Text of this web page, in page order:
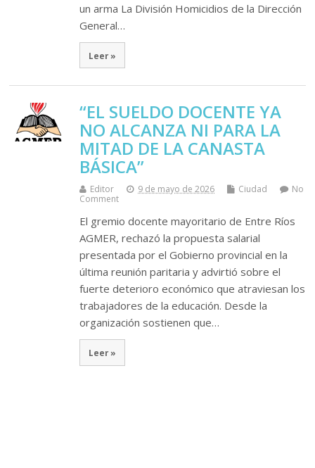
un arma La División Homicidios de la Dirección
General…
Leer »
“EL SUELDO DOCENTE YA
NO ALCANZA NI PARA LA
MITAD DE LA CANASTA
BÁSICA”
Editor 9 de mayo de 2026 Ciudad
No
Comment
El gremio docente mayoritario de Entre Ríos
AGMER, rechazó la propuesta salarial
presentada por el Gobierno provincial en la
última reunión paritaria y advirtió sobre el
fuerte deterioro económico que atraviesan los
trabajadores de la educación. Desde la
organización sostienen que…
Leer »